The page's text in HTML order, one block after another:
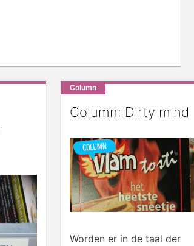
Column
Column: Dirty mind
Worden er in de taal der